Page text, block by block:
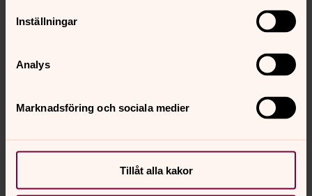
Inställningar
Analys
Marknadsföring och sociala medier
Tillåt alla kakor